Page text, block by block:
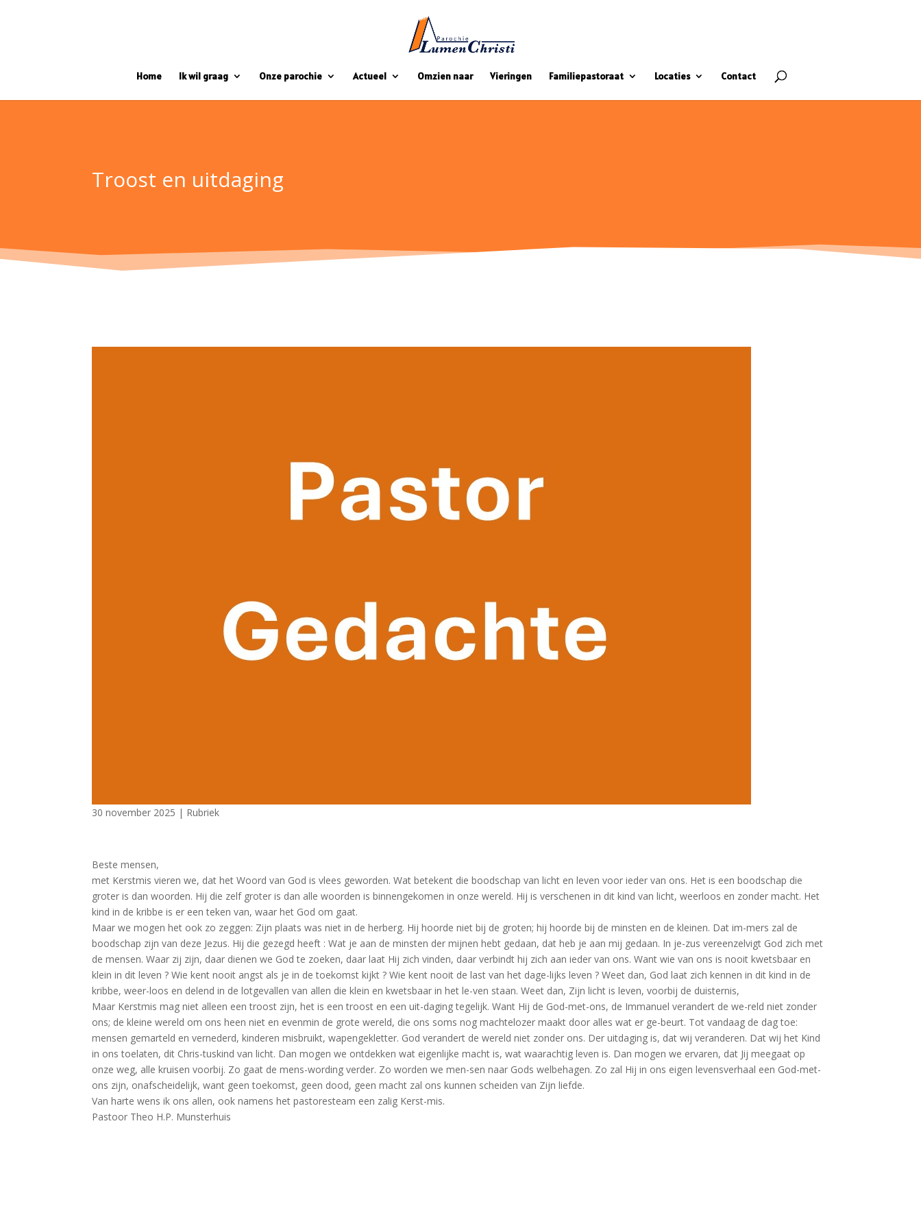
Home Ik wil graag Onze parochie Actueel Omzien naar Vieringen Familiepastoraat Locaties Contact
Troost en uitdaging
30 november 2025 | Rubriek
Beste mensen,
met Kerstmis vieren we, dat het Woord van God is vlees geworden. Wat betekent die boodschap van licht en leven voor ieder van ons. Het is een boodschap die
groter is dan woorden. Hij die zelf groter is dan alle woorden is binnengekomen in onze wereld. Hij is verschenen in dit kind van licht, weerloos en zonder macht. Het
kind in de kribbe is er een teken van, waar het God om gaat.
Maar we mogen het ook zo zeggen: Zijn plaats was niet in de herberg. Hij hoorde niet bij de groten; hij hoorde bij de minsten en de kleinen. Dat im-mers zal de
boodschap zijn van deze Jezus. Hij die gezegd heeft : Wat je aan de minsten der mijnen hebt gedaan, dat heb je aan mij gedaan. In je-zus vereenzelvigt God zich met
de mensen. Waar zij zijn, daar dienen we God te zoeken, daar laat Hij zich vinden, daar verbindt hij zich aan ieder van ons. Want wie van ons is nooit kwetsbaar en
klein in dit leven ? Wie kent nooit angst als je in de toekomst kijkt ? Wie kent nooit de last van het dage-lijks leven ? Weet dan, God laat zich kennen in dit kind in de
kribbe, weer-loos en delend in de lotgevallen van allen die klein en kwetsbaar in het le-ven staan. Weet dan, Zijn licht is leven, voorbij de duisternis,
Maar Kerstmis mag niet alleen een troost zijn, het is een troost en een uit-daging tegelijk. Want Hij de God-met-ons, de Immanuel verandert de we-reld niet zonder
ons; de kleine wereld om ons heen niet en evenmin de grote wereld, die ons soms nog machtelozer maakt door alles wat er ge-beurt. Tot vandaag de dag toe:
mensen gemarteld en vernederd, kinderen misbruikt, wapengekletter. God verandert de wereld niet zonder ons. Der uitdaging is, dat wij veranderen. Dat wij het Kind
in ons toelaten, dit Chris-tuskind van licht. Dan mogen we ontdekken wat eigenlijke macht is, wat waarachtig leven is. Dan mogen we ervaren, dat Jij meegaat op
onze weg, alle kruisen voorbij. Zo gaat de mens-wording verder. Zo worden we men-sen naar Gods welbehagen. Zo zal Hij in ons eigen levensverhaal een God-met-
ons zijn, onafscheidelijk, want geen toekomst, geen dood, geen macht zal ons kunnen scheiden van Zijn liefde.
Van harte wens ik ons allen, ook namens het pastoresteam een zalig Kerst-mis.
Pastoor Theo H.P. Munsterhuis